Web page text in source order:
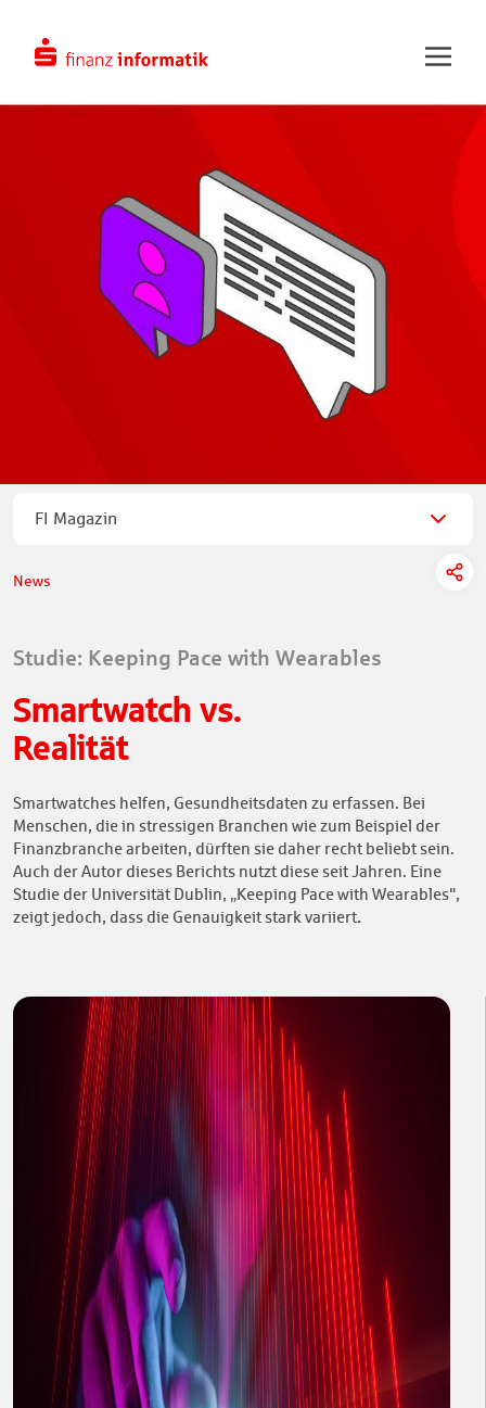
FI Magazin
News
Studie: Keeping Pace with Wearables
Smartwatch vs.
Realität
Smartwatches helfen, Gesundheitsdaten zu erfassen. Bei
Menschen, die in stressigen Branchen wie zum Beispiel der
Finanzbranche arbeiten, dürften sie daher recht beliebt sein.
Auch der Autor dieses Berichts nutzt diese seit Jahren. Eine
Studie der Universität Dublin, „Keeping Pace with Wearables",
zeigt jedoch, dass die Genauigkeit stark variiert.